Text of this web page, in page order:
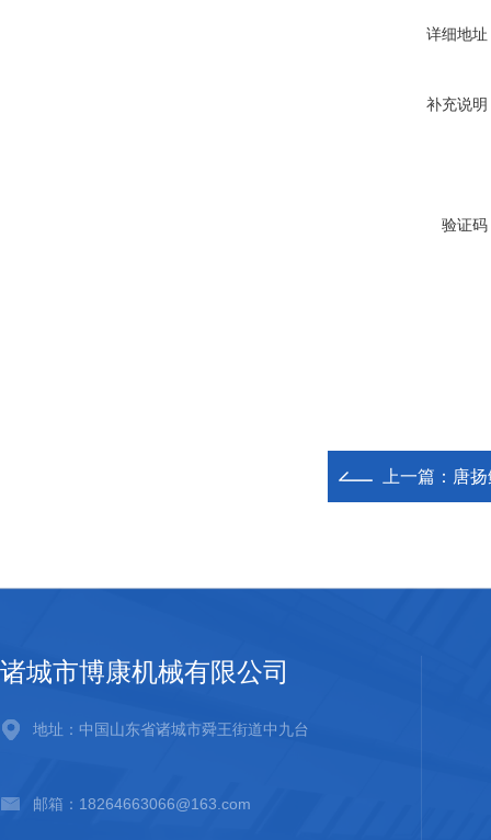
详细地址
补充说明
验证码
上一篇： 唐
诸城市博康机械有限公司
地址：中国山东省诸城市舜王街道中九台
邮箱：18264663066@163.com